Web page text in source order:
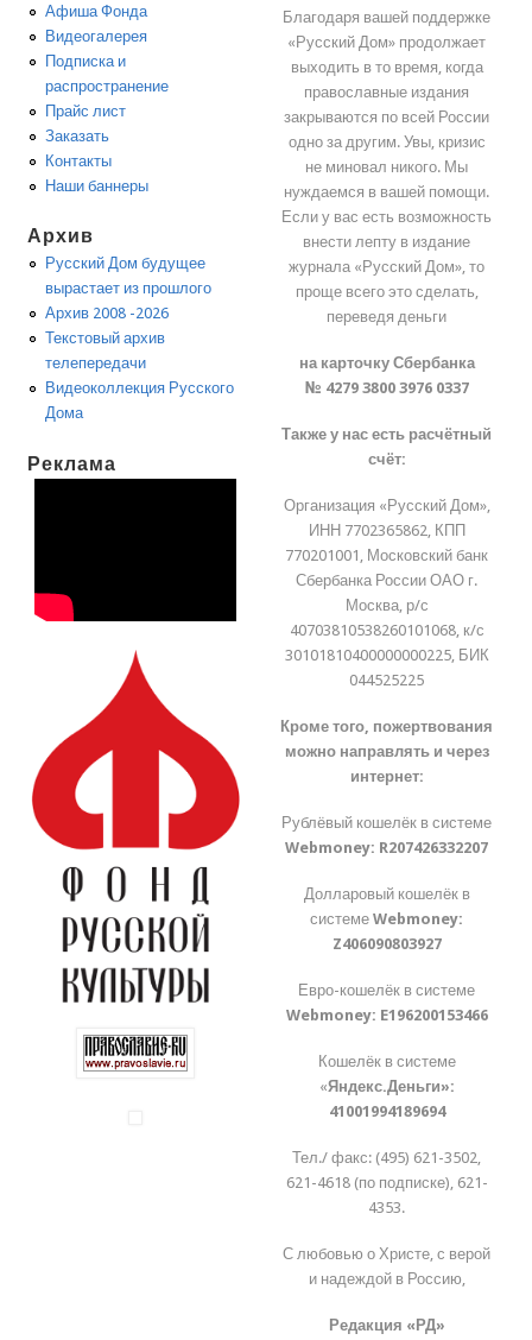
Афиша Фонда
Видеогалерея
Подписка и
распространение
Прайс лист
Заказать
Контакты
Наши баннеры
Архив
Русский Дом будущее
вырастает из прошлого
Архив 2008 -2026
Текстовый архив
телепередачи
Видеоколлекция Русского
Дома
Реклама
Благодаря вашей поддержке
«Русский Дом» продолжает
выходить в то время, когда
православные издания
закрываются по всей России
одно за другим. Увы, кризис
не миновал никого. Мы
нуждаемся в вашей помощи.
Если у вас есть возможность
внести лепту в издание
журнала «Русский Дом», то
проще всего это сделать,
переведя деньги
на карточку Сбербанка
№ 4279 3800 3976 0337
Также у нас есть расчётный
счёт:
Организация «Русский Дом»,
ИНН 7702365862, КПП
770201001, Московский банк
Сбербанка России ОАО г.
Москва, р/с
40703810538260101068, к/с
30101810400000000225, БИК
044525225
Кроме того, пожертвования
можно направлять и через
интернет:
Рублёвый кошелёк в системе
Webmoney: R207426332207
Долларовый кошелёк в
системеWebmoney:
Z406090803927
Евро-кошелёк в системе
Webmoney: E196200153466
Кошелёк в системе
«Яндекс.Деньги»:
41001994189694
Тел./ факс: (495) 621-3502,
621-4618 (по подписке), 621-
4353.
С любовью о Христе, с верой
и надеждой в Россию,
Редакция «РД»